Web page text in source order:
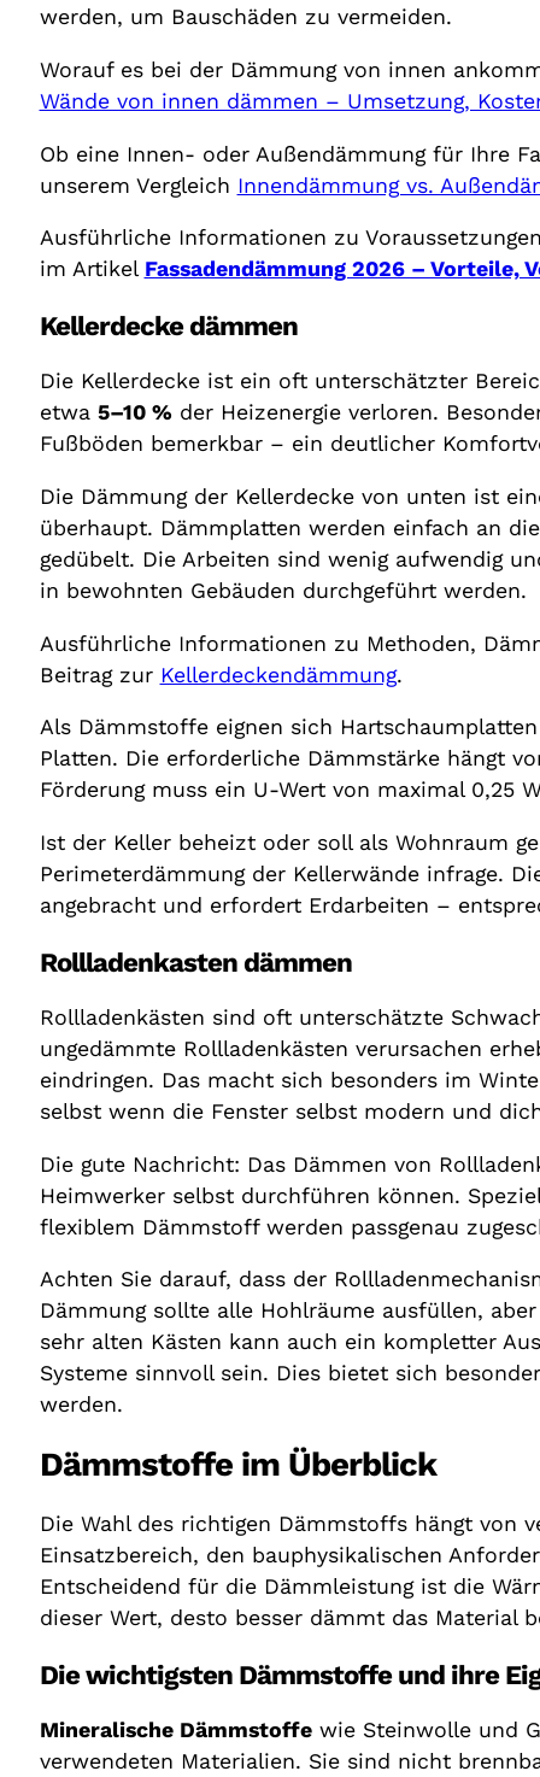
werden, um Bauschäden zu vermeiden.
Worauf es bei der Dämmung von innen
Wände von innen dämmen – Umsetzung,
Ob eine Innen- oder Außendämmung für Ihre
unserem Vergleich Innendämmung vs.
Ausführliche Informationen zu
im Artikel Fassadendämmung 2026 – Vorteile,
Kellerdecke dämmen
Die Kellerdecke ist ein oft unterschätzter
etwa 5–10 % der Heizenergie verloren.
Fußböden bemerkbar – ein deutlicher
Die Dämmung der Kellerdecke von unten ist
überhaupt. Dämmplatten werden einfach an
gedübelt. Die Arbeiten sind wenig aufwendig
in bewohnten Gebäuden durchgeführt werden.
Ausführliche Informationen zu Methoden,
Beitrag zur Kellerdeckendämmung.
Als Dämmstoffe eignen sich
Platten. Die erforderliche Dämmstärke hängt
Förderung muss ein U-Wert von maximal 0,25
Ist der Keller beheizt oder soll als Wohnraum
Perimeterdämmung der Kellerwände infrage.
angebracht und erfordert Erdarbeiten –
Rollladenkasten dämmen
Rollladenkästen sind oft unterschätzte
ungedämmte Rollladenkästen verursachen
eindringen. Das macht sich besonders im
selbst wenn die Fenster selbst modern und
Die gute Nachricht: Das Dämmen von
Heimwerker selbst durchführen können.
flexiblem Dämmstoff werden passgenau
Achten Sie darauf, dass der
Dämmung sollte alle Hohlräume ausfüllen,
sehr alten Kästen kann auch ein kompletter
Systeme sinnvoll sein. Dies bietet sich
werden.
Dämmstoffe im Überblick
Die Wahl des richtigen Dämmstoffs hängt von
Einsatzbereich, den bauphysikalischen
Entscheidend für die Dämmleistung ist die
dieser Wert, desto besser dämmt das Material
Die wichtigsten Dämmstoffe und ihre
Mineralische Dämmstoffewie Steinwolle und
verwendeten Materialien. Sie sind nicht